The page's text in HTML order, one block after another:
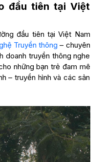
đầu tiên tại Việt
đầu tiên tại Việt Nam
Truyền thông – chuyên
doanh truyền thông nghe
những bạn trẻ đam mê
– truyền hình và các sản